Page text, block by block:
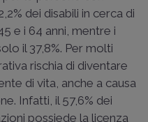
dei disabili in cerca di
e i 64 anni, mentre i
il 37,8%. Per molti
rischia di diventare
di vita, anche a causa
Infatti, il 57,6% dei
possiede la licenza